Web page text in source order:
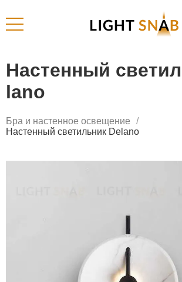
Настенный
lano
Бра и настенное освещение
Настенный светильник Delano